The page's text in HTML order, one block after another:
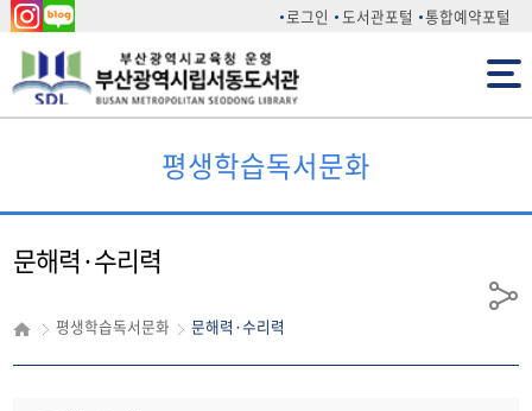
인스
타그
네이
버 블
로그
로그인 도서관포털 통합예약포털
전체메뉴
평생학습독서문화
문해력·수리력
평생학습독서문화 문해력·수리력
공